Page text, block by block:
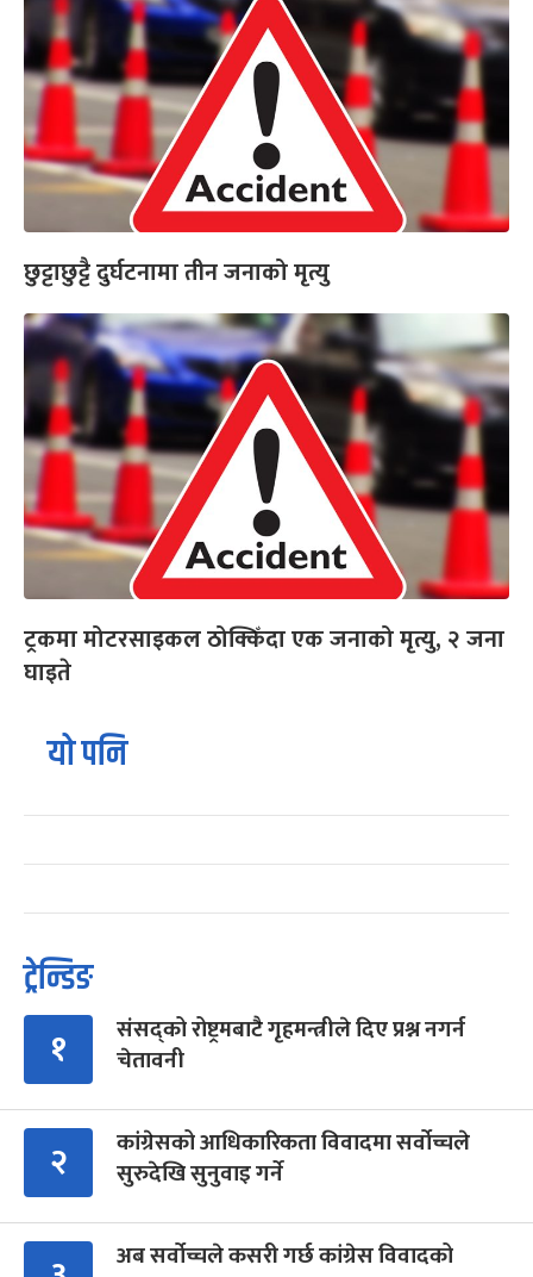
छुट्टाछुट्टै दुर्घटनामा तीन जनाको मृत्यु
ट्रकमा मोटरसाइकल ठोक्किँदा एक जनाको मृत्यु, २ जना
घाइते
यो पनि
ट्रेन्डिङ
१
संसद्को रोष्ट्रमबाटै गृहमन्त्रीले दिए प्रश्न नगर्न
चेतावनी
२
कांग्रेसको आधिकारिकता विवादमा सर्वोच्चले
सुरुदेखि सुनुवाइ गर्ने
अब सर्वोच्चले कसरी गर्छ कांग्रेस विवादको